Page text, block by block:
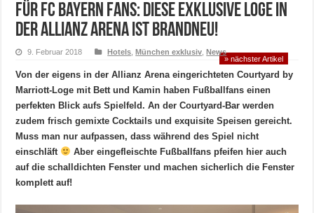
Für FC Bayern Fans: Diese exklusive Loge in
der Allianz Arena ist brandneu!
9. Februar 2018 Hotels ,München exklusiv ,News
» nächster Artikel
Von der eigens in der Allianz Arena eingerichteten Courtyard by
Marriott-Loge mit Bett und Kamin haben Fußballfans einen
perfekten Blick aufs Spielfeld. An der Courtyard-Bar werden
zudem frisch gemixte Cocktails und exquisite Speisen gereicht.
Muss man nur aufpassen, dass während des Spiel nicht
einschläft
Aber eingefleischte Fußballfans pfeifen hier auch
auf die schalldichten Fenster und machen sicherlich die Fenster
komplett auf!